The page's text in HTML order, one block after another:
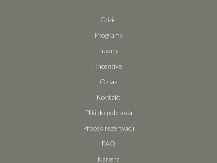
Gdzie
Programy
Luxury
Incentive
O nas
Kontakt
Pliki do pobrania
Proces rezerwacji
FAQ
Kariera